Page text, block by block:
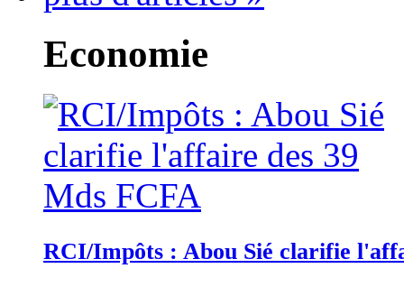
Economie
RCI/Impôts : Abou Sié clarifie